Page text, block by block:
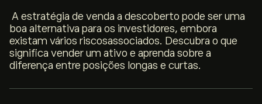
A estratégia de venda a descoberto pode ser uma
boa alternativa para os investidores, embora
existam vários riscosassociados. Descubra o que
significa vender um ativo e aprenda sobre a
diferença entre posições longas e curtas.